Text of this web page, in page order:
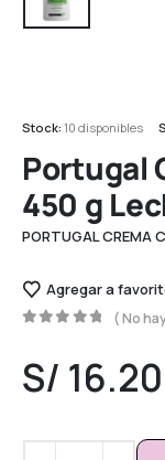
Stock: 10 disponibles
Portugal
450 g
PORTUGAL CREMA
Agregar a
( No
S/ 16.20